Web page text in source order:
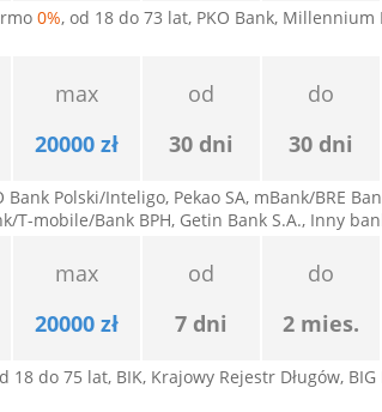
0%, od 18 do 73 lat, PKO Bank, Millennium
max
20000 zł
od
30 dni
do
30 dni
Bank Polski/Inteligo, Pekao SA, mBank/BRE
T-mobile/Bank BPH, Getin Bank S.A., Inny
max
20000 zł
od
7 dni
do
2 mies.
18 do 75 lat, BIK, Krajowy Rejestr Długów,